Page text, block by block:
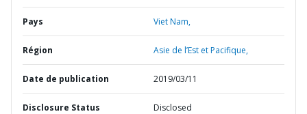
Pays Viet Nam,
Région Asie de l’Est et Pacifique,
Date de publication 2019/03/11
Disclosure Status Disclosed